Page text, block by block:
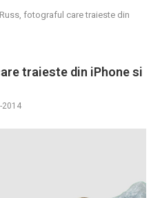
fotograful care traieste din
traieste din iPhone si
2014